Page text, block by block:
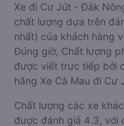
Xe đi Cư Jút - Đắk
chất lượng dựa trên
nhất) của khách hàng
Đúng giờ, Chất lượng
được viết trực tiếp bởi
hãng Xe Cà Mau đi Cư
Chất lượng các xe
được đánh giá 4.3, với